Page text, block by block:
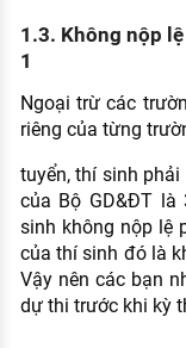
1.3. Không nộp
1
Ngoại trừ các
riêng của từng
tuyển, thí sinh
của Bộ GD&ĐT
sinh không nộp lệ
của thí sinh đó là
Vậy nên các bạn
dự thi trước khi kỳ